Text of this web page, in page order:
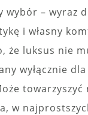
wybór – wyraz
i własny
że luksus nie
wyłącznie
towarzyszyć
w